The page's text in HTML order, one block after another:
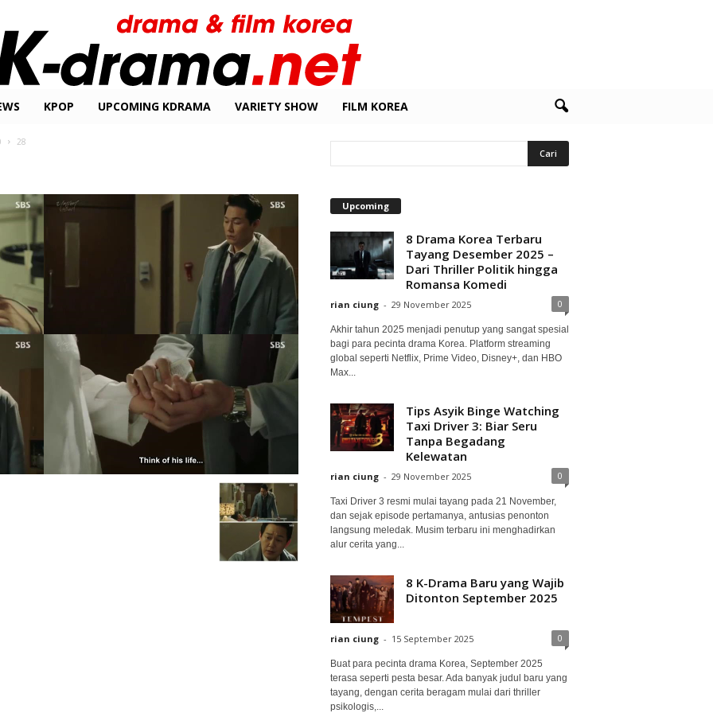
KPOP UPCOMING KDRAMA VARIETY SHOW FILM KOREA
28
Upcoming
8 Drama Korea Terbaru
Tayang Desember 2025 –
Dari Thriller Politik hingga
Romansa Komedi
rian ciung - 29 November 2025 0
Akhir tahun 2025 menjadi penutup yang sangat spesial
bagi para pecinta drama Korea. Platform streaming
global seperti Netflix, Prime Video, Disney+, dan HBO
Max...
Tips Asyik Binge Watching
Taxi Driver 3: Biar Seru
Tanpa Begadang
Kelewatan
rian ciung - 29 November 2025 0
Taxi Driver 3 resmi mulai tayang pada 21 November,
dan sejak episode pertamanya, antusias penonton
langsung meledak. Musim terbaru ini menghadirkan
alur cerita yang...
8 K-Drama Baru yang Wajib
Ditonton September 2025
rian ciung - 15 September 2025 0
Buat para pecinta drama Korea, September 2025
terasa seperti pesta besar. Ada banyak judul baru yang
tayang, dengan cerita beragam mulai dari thriller
psikologis,...